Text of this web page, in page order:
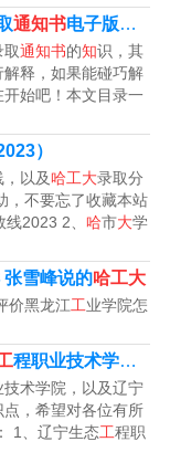
面券。
知书为一张红色
徽和校名。在纸
，下方为被录取学
、介绍等内容，
样式简约明了。
函规范为主调，
围。
书采用上下开合
旋飞舞的凤凰、
合实验大楼等标
通知书电子版在哪看）
取通知书的知识，其
释，如果能碰巧解
始吧！本文目录一
）
以及哈工大录取分
，不要忘了收藏本站
2023 2、 哈市大学
雪峰说的哈工大
价黑龙江工业学院怎
程职业技术学院录取
技术学院，以及辽宁
点，希望对各位有所
1、辽宁生态工程职